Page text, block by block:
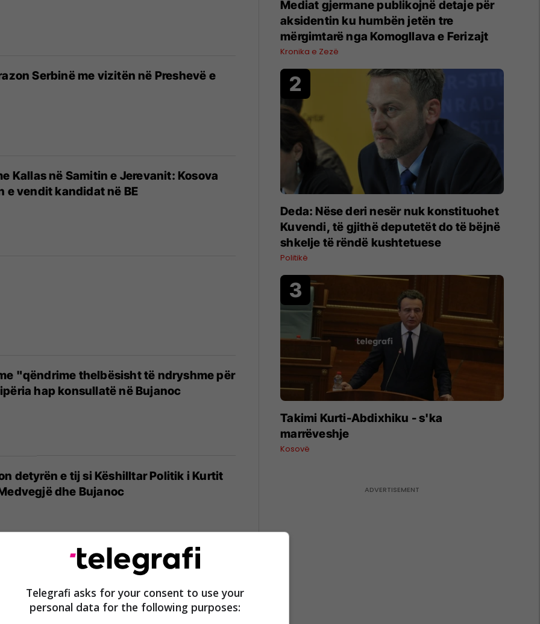
Serbinë me vizitën në Preshevë e
Kallas në Samitin e Jerevanit: Kosova
e vendit kandidat në BE
"qëndrime thelbësisht të ndryshme për
hap konsullatë në Bujanoc
detyrën e tij si Këshilltar Politik i Kurtit
dhe Bujanoc
bastis dy familje shqiptare në
Mediat gjermane publikojnë detaje për
aksidentin ku humbën jetën tre
mërgimtarë nga Komogllava e Ferizajt
Kronika e Zezë
Deda: Nëse deri nesër nuk konstituohet
Kuvendi, të gjithë deputetët do të bëjnë
shkelje të rëndë kushtetuese
Politikë
Takimi Kurti-Abdixhiku - s'ka
marrëveshje
Kosovë
Telegrafi asks for your consent to use your
personal data for the following purposes: